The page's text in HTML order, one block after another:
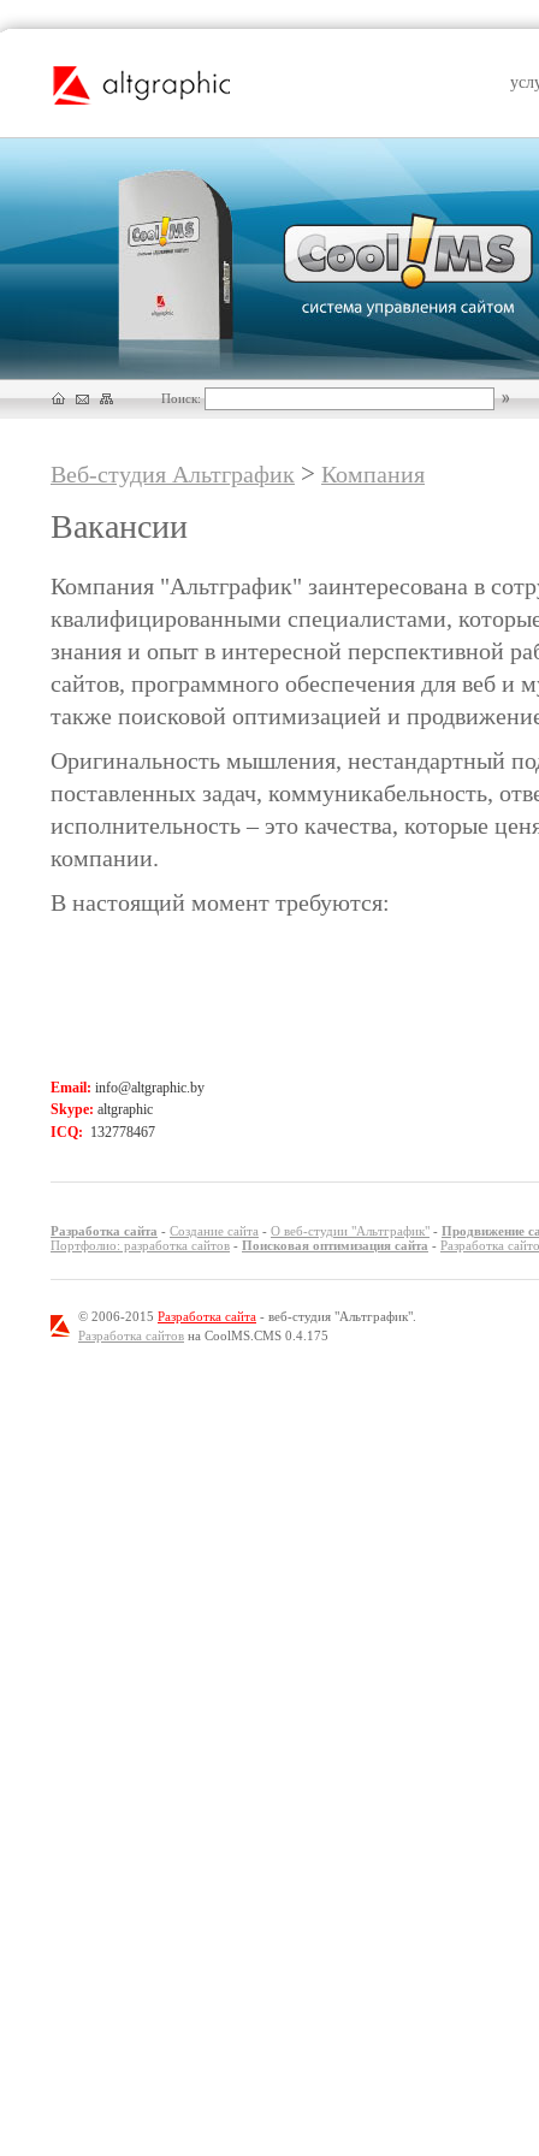
Поиск:
Веб-студия Альтграфик > Компания
Вакансии
Компания "Альтграфик" заинтересована в
квалифицированными специалистами, которые
знания и опыт в интересной перспективной
сайтов, программного обеспечения для веб и
также поисковой оптимизацией и
Оригинальность мышления, нестандартный
поставленных задач, коммуникабельность,
исполнительность – это качества, которые
компании.
В настоящий момент требуются:
Email: info@altgraphic.by
Skype: altgraphic
ICQ: 132778467
Разработка сайта - Создание сайта - О веб-студии "Альтграфик" - Продвижение
Портфолио: разработка сайтов - Поисковая оптимизация сайта - Разработка
© 2006-2015 Разработка сайта - веб-студия "Альтграфик".
Разработка сайтов на CoolMS.CMS 0.4.175